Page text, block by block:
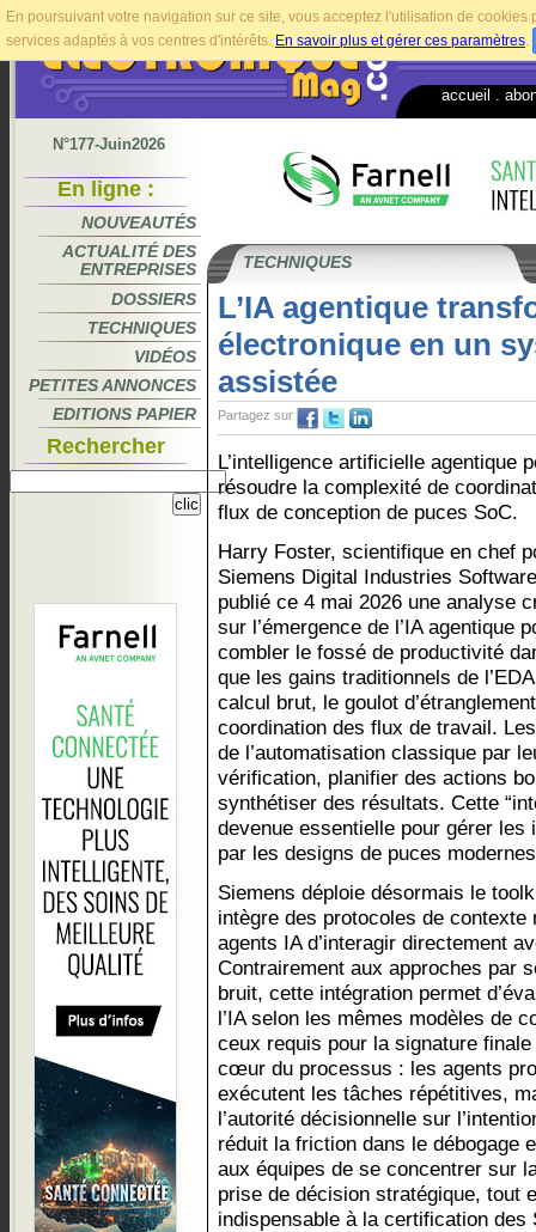
En poursuivant votre navigation sur ce site, vous acceptez l'utilisation de
services adaptés à vos centres d'intérêts. En savoir plus et gérer ces paramètres.
accueil
N°177-Juin2026
En ligne :
NOUVEAUTÉS
ACTUALITÉ DES
ENTREPRISES
DOSSIERS
TECHNIQUES
VIDÉOS
PETITES ANNONCES
EDITIONS PAPIER
Rechercher
TECHNIQUES
L’IA agentique
électronique en un
assistée
Partagez sur
L’intelligence artificielle agentique
résoudre la complexité de
flux de conception de puces SoC.
Harry Foster, scientifique en chef
Siemens Digital Industries
publié ce 4 mai 2026 une analyse
sur l’émergence de l’IA agentique
combler le fossé de productivité
que les gains traditionnels de
calcul brut, le goulot
coordination des flux de travail.
de l’automatisation classique par
vérification, planifier des actions
synthétiser des résultats. Cette
devenue essentielle pour gérer
par les designs de puces
Siemens déploie désormais le
intègre des protocoles de
agents IA d’interagir directement
Contrairement aux approches par
bruit, cette intégration permet
l’IA selon les mêmes modèles de
ceux requis pour la signature
cœur du processus : les agents
exécutent les tâches répétitives,
l’autorité décisionnelle sur
réduit la friction dans le débogage
aux équipes de se concentrer sur
prise de décision stratégique, tout
indispensable à la certification des